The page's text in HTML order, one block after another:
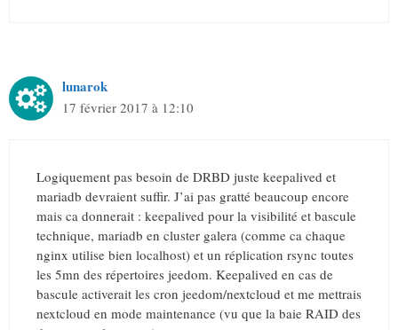
lunarok
17 février 2017 à 12:10
Logiquement pas besoin de DRBD juste keepalived et
mariadb devraient suffir. J’ai pas gratté beaucoup encore
mais ca donnerait : keepalived pour la visibilité et bascule
technique, mariadb en cluster galera (comme ca chaque
nginx utilise bien localhost) et un réplication rsync toutes
les 5mn des répertoires jeedom. Keepalived en cas de
bascule activerait les cron jeedom/nextcloud et me mettrais
nextcloud en mode maintenance (vu que la baie RAID des